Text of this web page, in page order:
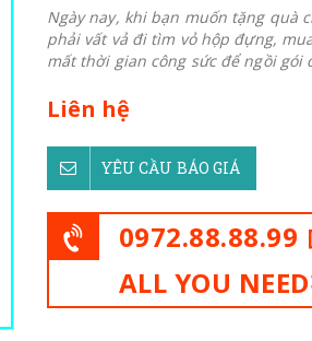
Ngày nay, khi bạn muốn tặng quà
phải vất vả đi tìm vỏ hộp đựng,
mất thời gian công sức để ngồi gói
Liên hệ
YÊU CẦU BÁO GIÁ
0972.88.88.99
ALL YOU